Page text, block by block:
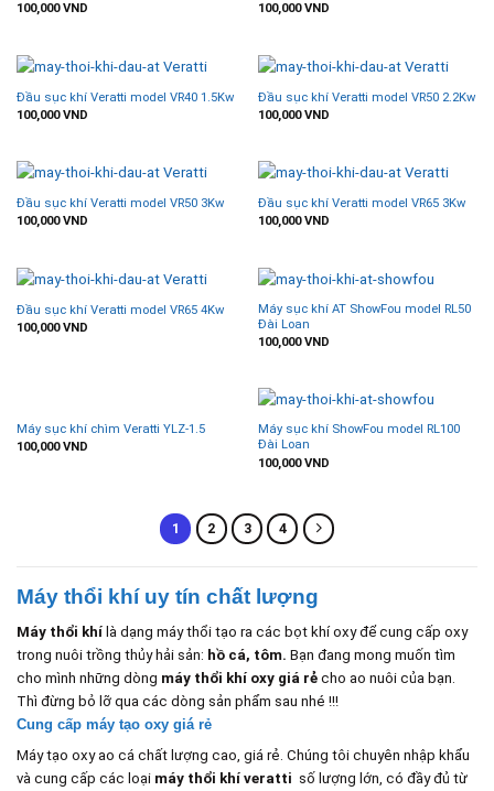
100,000VND
100,000VND
Đầu sục khí Veratti model VR40 1.5Kw
100,000VND
Đầu sục khí Veratti model VR50 2.2Kw
100,000VND
Đầu sục khí Veratti model VR50 3Kw
100,000VND
Đầu sục khí Veratti model VR65 3Kw
100,000VND
Đầu sục khí Veratti model VR65 4Kw
100,000VND
Máy sục khí AT ShowFou model RL50
Đài Loan
100,000VND
Máy sục khí chìm Veratti YLZ-1.5
100,000VND
Máy sục khí ShowFou model RL100
Đài Loan
100,000VND
1 2 3 4
Máy thổi khí uy tín chất lượng
Máy thổi khí là dạng máy thổi tạo ra các bọt khí oxy để cung cấp oxy
trong nuôi trồng thủy hải sản: hồ cá, tôm. Bạn đang mong muốn tìm
cho mình những dòng máy thổi khí oxy giá rẻ cho ao nuôi của bạn.
Thì đừng bỏ lỡ qua các dòng sản phẩm sau nhé !!!
Cung cấp máy tạo oxy giá rẻ
Máy tạo oxy ao cá chất lượng cao, giá rẻ. Chúng tôi chuyên nhập khẩu
và cung cấp các loại máy thổi khí veratti số lượng lớn, có đầy đủ từ